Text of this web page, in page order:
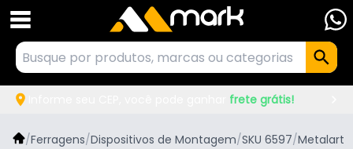
frete grátis!
/Ferragens/Dispositivos de Montagem/SKU 6597/